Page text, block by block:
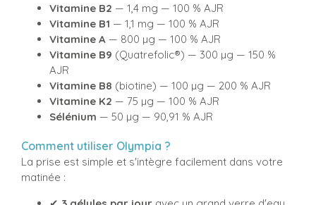
Vitamine B2 — 1,4 mg — 100 % AJR
Vitamine B1 — 1,1 mg — 100 % AJR
Vitamine A — 800 µg — 100 % AJR
Vitamine B9 (Quatrefolic®) — 300 µg — 150 %
AJR
Vitamine B8 (biotine) — 100 µg — 200 % AJR
Vitamine K2 — 75 µg — 100 % AJR
Sélénium — 50 µg — 90,91 % AJR
Comment utiliser Olympia ?
La prise est simple et s'intègre facilement dans votre
matinée :